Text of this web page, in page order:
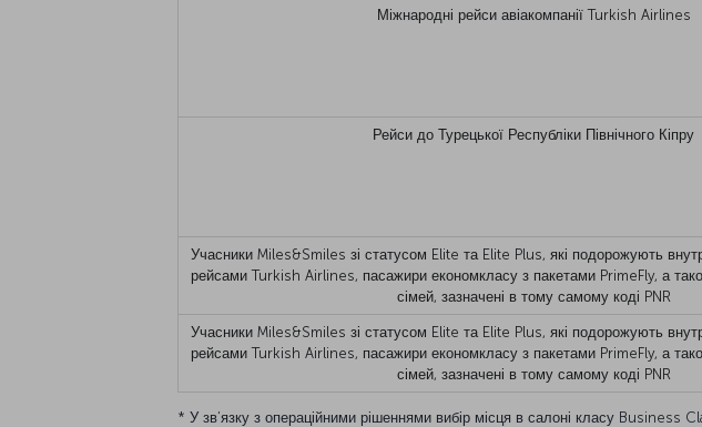
Міжнародні рейси авіакомпанії Turkish Airlines
Рейси до Турецької Республіки Північного Кіпру
Учасники Miles&Smiles зі статусом Elite та Elite Plus, які подорожують
рейсами Turkish Airlines, пасажири економкласу з пакетами PrimeFly, а
сімей, зазначені в тому самому коді PNR
Учасники Miles&Smiles зі статусом Elite та Elite Plus, які подорожують
рейсами Turkish Airlines, пасажири економкласу з пакетами PrimeFly, а
сімей, зазначені в тому самому коді PNR
* У зв’язку з операційними рішеннями вибір місця в салоні класу